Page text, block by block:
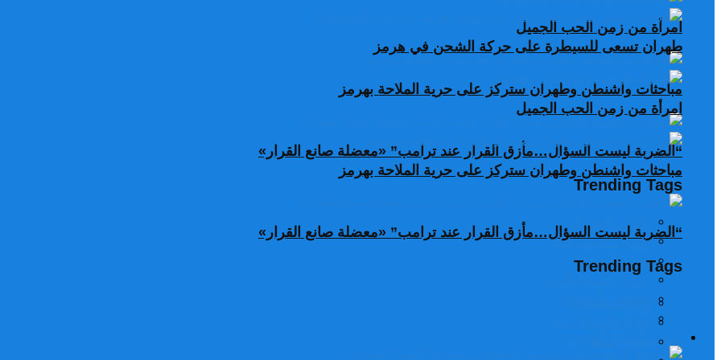
امرأة من زمن الحب الجميل
مباحثات واشنطن وطهران ستركز على حرية الملاحة بهرمز
“الضربة ليست السؤال…مأزق القرار عند ترامب” «معضلة صانع القرار»
Trending Tags
نتائج الانتخابات
تغير المناخ
وادي السيليكون
كتاب أخبار العرب
طهران تسعى للسيطرة على حركة الشحن في هرمز
امرأة من زمن الحب الجميل
مباحثات واشنطن وطهران ستركز على حرية الملاحة بهرمز
“الضربة ليست السؤال…مأزق القرار عند ترامب” «معضلة صانع القرار»
Trending Tags